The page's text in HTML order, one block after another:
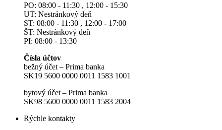
PO: 08:00 - 11:30 , 12:00 - 15:30
UT: Nestránkový deň
ST: 08:00 - 11:30 , 12:00 - 17:00
ŠT: Nestránkový deň
PI: 08:00 - 13:30
Čísla účtov
bežný účet – Prima banka
SK19 5600 0000 0011 1583 1001
bytový účet – Prima banka
SK98 5600 0000 0011 1583 2004
Rýchle kontakty